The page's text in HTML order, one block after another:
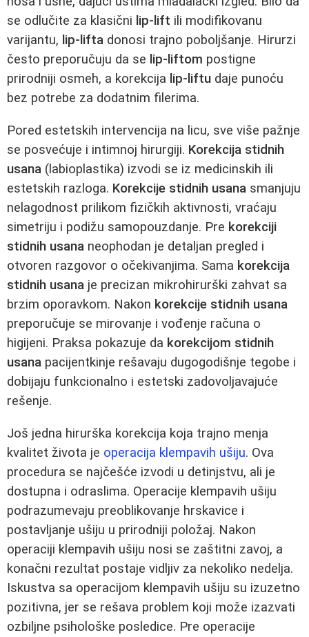
se odlučite za klasični lip-lift ili modifikovanu
varijantu, lip-lifta donosi trajno poboljšanje. Hirurzi
često preporučuju da se lip-liftom postigne
prirodniji osmeh, a korekcija lip-liftu daje punoću
bez potrebe za dodatnim filerima.
Pored estetskih intervencija na licu, sve više pažnje
se posvećuje i intimnoj hirurgiji. Korekcija stidnih
usana (labioplastika) izvodi se iz medicinskih ili
estetskih razloga. Korekcije stidnih usana smanjuju
nelagodnost prilikom fizičkih aktivnosti, vraćaju
simetriju i podižu samopouzdanje. Pre korekciji
stidnih usana neophodan je detaljan pregled i
otvoren razgovor o očekivanjima. Sama korekcija
stidnih usana je precizan mikrohirurški zahvat sa
brzim oporavkom. Nakon korekcije stidnih usana
preporučuje se mirovanje i vođenje računa o
higijeni. Praksa pokazuje da korekcijom stidnih
usana pacijentkinje rešavaju dugogodišnje tegobe i
dobijaju funkcionalno i estetski zadovoljavajuće
rešenje.
Još jedna hirurška korekcija koja trajno menja
kvalitet života je operacija klempavih ušiju. Ova
procedura se najčešće izvodi u detinjstvu, ali je
dostupna i odraslima. Operacije klempavih ušiju
podrazumevaju preoblikovanje hrskavice i
postavljanje ušiju u prirodniji položaj. Nakon
operaciji klempavih ušiju nosi se zaštitni zavoj, a
konačni rezultat postaje vidljiv za nekoliko nedelja.
Iskustva sa operacijom klempavih ušiju su izuzetno
pozitivna, jer se rešava problem koji može izazvati
ozbiljne psihološke posledice. Pre operacije